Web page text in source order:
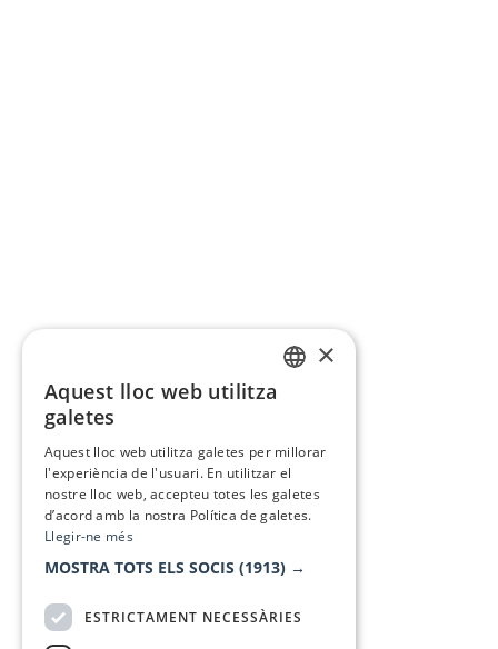
×
Aquest lloc web utilitza
galetes
Aquest lloc web utilitza galetes per millorar
l'experiència de l'usuari. En utilitzar el
nostre lloc web, accepteu totes les galetes
d’acord amb la nostra Política de galetes.
Llegir-ne més
MOSTRA TOTS ELS SOCIS (1913) →
ESTRICTAMENT NECESSÀRIES